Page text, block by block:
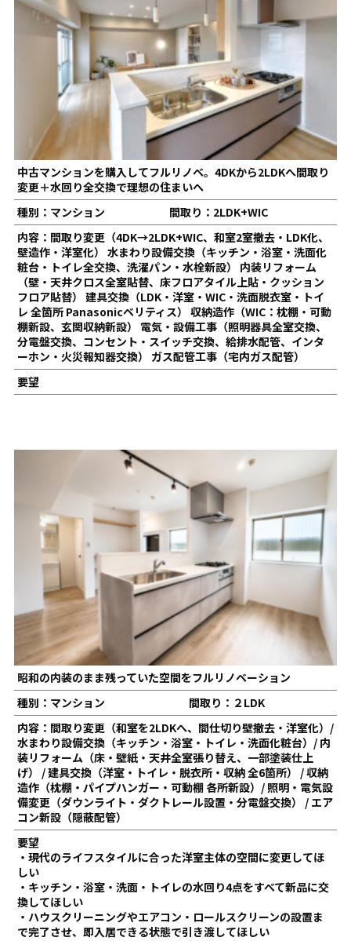
中古マンションを購入してフルリノベ。4DKから2LDKへ間取り
変更＋水回り全交換で理想の住まいへ
種別：マンション
間取り：2LDK+WIC
内容：間取り変更（4DK→2LDK+WIC、和室2室撤去・LDK化、
壁造作・洋室化） 水まわり設備交換（キッチン・浴室・洗面化
粧台・トイレ全交換、洗濯パン・水栓新設） 内装リフォーム
（壁・天井クロス全室貼替、床フロアタイル上貼・クッション
フロア貼替） 建具交換（LDK・洋室・WIC・洗面脱衣室・トイ
レ 全箇所 Panasonicベリティス） 収納造作（WIC：枕棚・可動
棚新設、玄関収納新設） 電気・設備工事（照明器具全室交換、
分電盤交換、コンセント・スイッチ交換、給排水配管、インタ
ーホン・火災報知器交換） ガス配管工事（宅内ガス配管）
要望
昭和の内装のまま残っていた空間をフルリノベーション
種別：マンション
間取り：２LDK
内容：間取り変更（和室を2LDKへ、間仕切り壁撤去・洋室化）/
水まわり設備交換（キッチン・浴室・トイレ・洗面化粧台）/ 内
装リフォーム（床・壁紙・天井全室張り替え、一部塗装仕上
げ） / 建具交換（洋室・トイレ・脱衣所・収納 全6箇所） / 収納
造作（枕棚・パイプハンガー・可動棚 各所新設）/ 照明・電気設
備変更（ダウンライト・ダクトレール設置・分電盤交換） / エア
コン新設（隠蔽配管）
要望
・現代のライフスタイルに合った洋室主体の空間に変更してほ
しい
・キッチン・浴室・洗面・トイレの水回り4点をすべて新品に交
換してほしい
・ハウスクリーニングやエアコン・ロールスクリーンの設置ま
で完了させ、即入居できる状態で引き渡してほしい